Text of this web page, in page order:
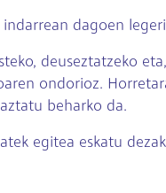
dagoen
deuseztatzeko
ondorioz.
beharko da.
egitea eskatu